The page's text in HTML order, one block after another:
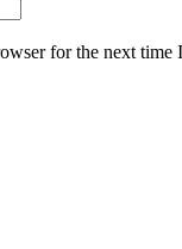
for the next time